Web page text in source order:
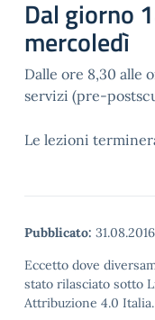
Dal giorno
mercoledì
Dalle ore 8,30 alle
servizi (pre-
Le lezioni
Pubblicato: 31.08.2016
Eccetto dove
stato rilasciato sotto
Attribuzione 4.0 Italia.